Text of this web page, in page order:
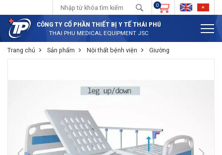
0
CÔNG TY CỔ PHẦN THIẾT BỊ Y TẾ THÁI PHÚ
THAI PHU MEDICAL EQUIPMENT JSC
Trang chủ Sản phẩm Nội thất bệnh viện Giường